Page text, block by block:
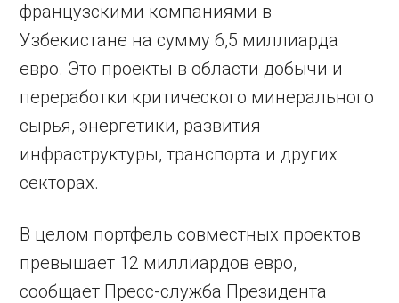
французскими компаниями в
Узбекистане на сумму 6,5 миллиарда
евро. Это проекты в области добычи и
переработки критического минерального
сырья, энергетики, развития
инфраструктуры, транспорта и других
секторах.
В целом портфель совместных проектов
превышает 12 миллиардов евро,
сообщает Пресс-служба Президента